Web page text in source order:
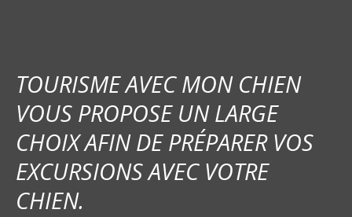
TOURISME AVEC MON CHIEN
VOUS PROPOSE UN LARGE
CHOIX AFIN DE PRÉPARER VOS
EXCURSIONS AVEC VOTRE
CHIEN.